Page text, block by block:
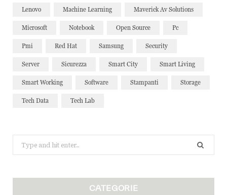
Lenovo Machine Learning Maverick Av Solutions
Microsoft Notebook Open Source Pc
Pmi Red Hat Samsung Security
Server Sicurezza Smart City Smart Living
Smart Working Software Stampanti Storage
Tech Data Tech Lab
for:
CATEGORIE